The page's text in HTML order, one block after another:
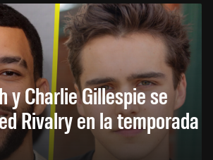
y Charlie Gillespie se
Rivalry en la temporada